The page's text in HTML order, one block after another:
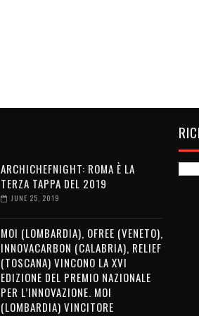
ARCHICHEFNIGHT: ROMA È LA
TERZA TAPPA DEL 2019
JUNE 25, 2019
MOI (LOMBARDIA), OFREE (VENETO),
INNOVACARBON (CALABRIA), RELIEF
(TOSCANA) VINCONO LA XVI
EDIZIONE DEL PREMIO NAZIONALE
PER L’INNOVAZIONE. MOI
(LOMBARDIA) VINCITORE